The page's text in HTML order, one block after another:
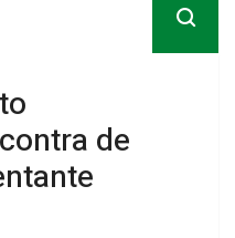
de